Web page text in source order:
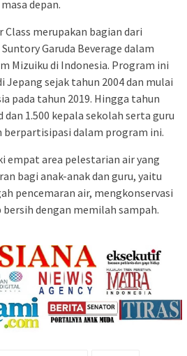
depan.
merupakan bagian dari
Garuda Beverage dalam
Mizuiku di Indonesia. Program ini
sejak tahun 2004 dan mulai
pada tahun 2019. Hingga tahun
dan 1.500 kepala sekolah serta guru
berpartisipasi dalam program ini.
empat area pelestarian air yang
bagi anak-anak dan guru, yaitu
pencemaran air, mengkonservasi
dengan memilah sampah.